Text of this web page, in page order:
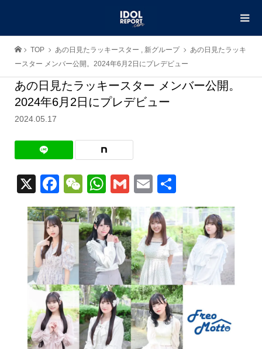
TOP あの日見たラッキースター , 新グループ
あの日見たラッキ
ースター メンバー公開。2024年6月2日にプレデビュー
あの日見たラッキースター メンバー公開。
2024年6月2日にプレデビュー
2024.05.17
X Facebook
WeChat
WhatsApp
GmailEmail
有